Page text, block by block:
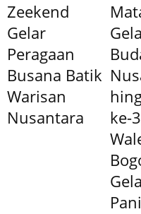
Zeekend
Gelar
Peragaan
Busana Batik
Warisan
Nusantara
ke-